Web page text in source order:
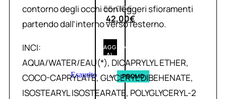
56,00€
42,00€
AGGIUNGI
AL
CARRELLO
Esaurito PROMO
contorno degli occhi con leggeri sfioramenti
partendo dall’interno verso l’esterno.
INCI:
AQUA/WATER/EAU(*), DICAPRYLYL ETHER,
COCO-CAPRYLATE, GLYCERYL DIBEHENATE,
ISOSTEARYL ISOSTEARATE, POLYGLYCERYL-2